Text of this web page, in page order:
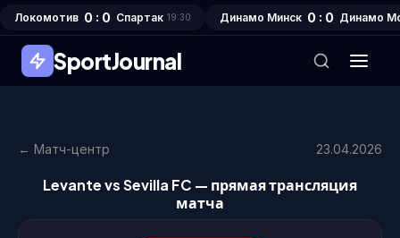
Локомотив 0 : 0 Спартак 19:30 Динамо Минск 0 : 0 Динамо
SportJournal
← Матч-центр 23.04.2026
Levante vs Sevilla FC — прямая трансляция
матча